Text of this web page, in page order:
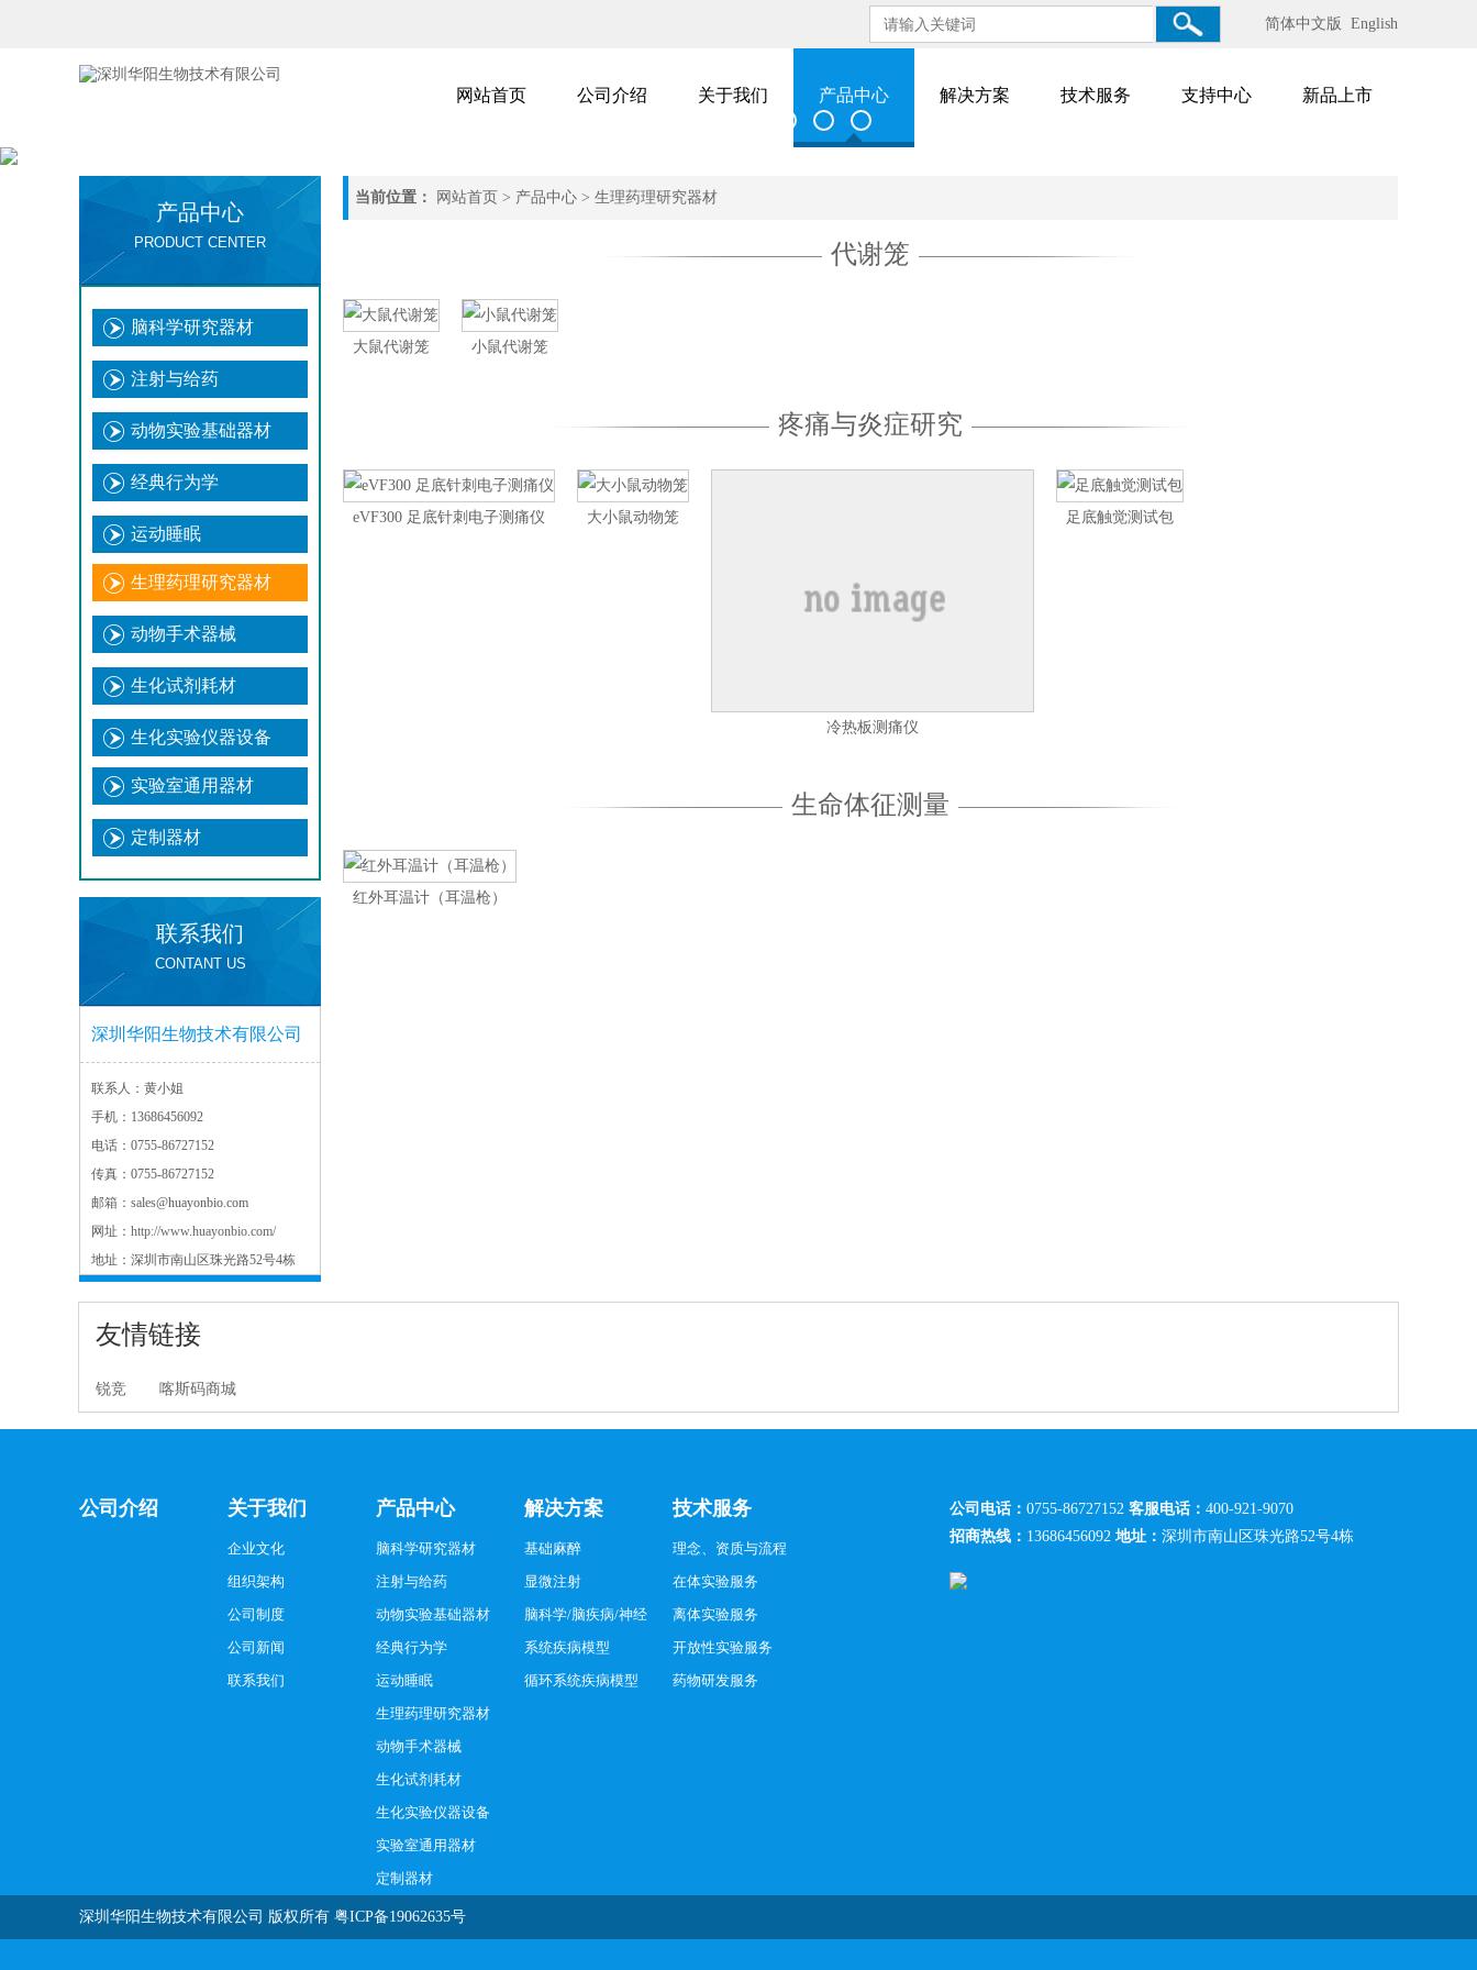
简体中文版 English
网站首页 公司介绍 关于我们 产品中心 解决方案 技术服务 支持中心 新品上市
产品中心
PRODUCT CENTER
脑科学研究器材
注射与给药
动物实验基础器材
经典行为学
运动睡眠
生理药理研究器材
动物手术器械
生化试剂耗材
生化实验仪器设备
实验室通用器材
定制器材
联系我们
CONTANT US
深圳华阳生物技术有限公司
联系人： 黄小姐
手机： 13686456092
电话： 0755-86727152
传真： 0755-86727152
邮箱： sales@huayonbio.com
网址： http://www.huayonbio.com/
地址： 深圳市南山区珠光路52号4栋
当前位置： 网站首页 > 产品中心 > 生理药理研究器材
代谢笼
大鼠代谢笼 小鼠代谢笼
疼痛与炎症研究
eVF300 足底针刺电子测痛仪 大小鼠动物笼
冷热板测痛仪
足底触觉测试包
生命体征测量
红外耳温计（耳温枪）
友情链接
锐竞 喀斯码商城
公司介绍 关于我们
企业文化
组织架构
公司制度
公司新闻
联系我们
产品中心
脑科学研究器材
注射与给药
动物实验基础器材
经典行为学
运动睡眠
生理药理研究器材
动物手术器械
生化试剂耗材
生化实验仪器设备
实验室通用器材
定制器材
解决方案
基础麻醉
显微注射
脑科学/脑疾病/神经
系统疾病模型
循环系统疾病模型
技术服务
理念、资质与流程
在体实验服务
离体实验服务
开放性实验服务
药物研发服务
公司电话： 0755-86727152 客服电话： 400-921-9070
招商热线： 13686456092 地址： 深圳市南山区珠光路52号4栋
深圳华阳生物技术有限公司 版权所有 粤ICP备19062635号